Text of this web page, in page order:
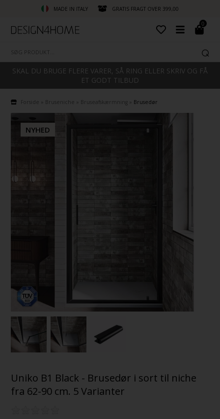
MADE IN ITALY GRATIS FRAGT OVER 399,00
0
SKAL DU BRUGE FLERE VARER, SÅ RING ELLER SKRIV OG FÅ
ET GODT TILBUD
Forside Bruseniche Bruseafskærmning Brusedør
NYHED
Uniko B1 Black - Brusedør i sort til niche
fra 62-90 cm. 5 Varianter